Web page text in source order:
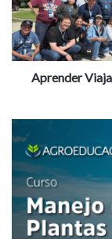
aprendizaje
sale
al
mundo
Aprender
Manejo
de
Plantas
de
Acopio
y
Mercados